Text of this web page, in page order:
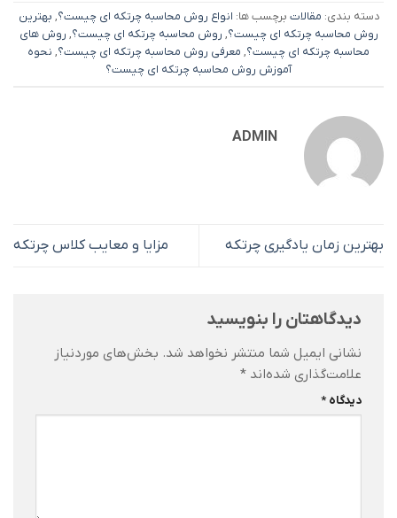
دسته بندی: مقالات برچسب ها: انواع روش محاسبه چرتکه ای چیست؟, بهترین
روش محاسبه چرتکه ای چیست؟, روش محاسبه چرتکه ای چیست؟, روش های
محاسبه چرتکه ای چیست؟, معرفی روش محاسبه چرتکه ای چیست؟, نحوه
آموزش روش محاسبه چرتکه ای چیست؟
ADMIN
بهترین زمان یادگیری چرتکه مزایا و معایب کلاس چرتکه
دیدگاهتان را بنویسید
نشانی ایمیل شما منتشر نخواهد شد. بخش‌های موردنیاز
علامت‌گذاری شده‌اند *
دیدگاه*